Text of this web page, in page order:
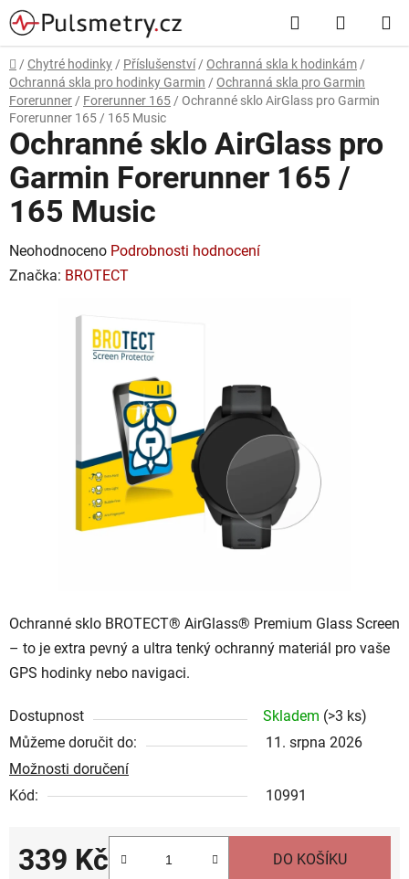
Přejít
na
obsah
Hledat
KOŠÍK
Domů
/ Chytré hodinky / Příslušenství / Ochranná skla k hodinkám /
Ochranná skla pro hodinky Garmin / Ochranná skla pro Garmin
Forerunner / Forerunner 165 / Ochranné sklo AirGlass pro Garmin
Forerunner 165 / 165 Music
Ochranné sklo BROTECT® AirGlass® Premium Glass Screen
– to je extra pevný a ultra tenký ochranný materiál pro vaše
GPS hodinky nebo navigaci.
Dostupnost Skladem (>3 ks)
Můžeme doručit do:
11. srpna 2026
Možnosti doručení
Kód:
10991
339 Kč DO KOŠÍKU
Ochranné sklo AirGlass pro
Garmin Forerunner 165 /
165 Music
Průměrné
hodnocení
Neohodnoceno Podrobnosti hodnocení
Značka: BROTECT